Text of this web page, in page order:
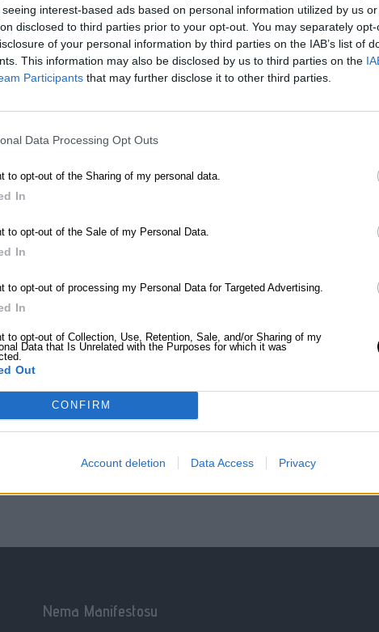
interest-based ads based on personal information utilized by us
disclosed to third parties prior to your opt-out. You may separately
of your personal information by third parties on the IAB’s list of
This information may also be disclosed by us to third parties on the
Participants that may further disclose it to other third parties.
Data Processing Opt Outs
to opt-out of the Sharing of my personal data.
In
to opt-out of the Sale of my Personal Data.
In
to opt-out of processing my Personal Data for Targeted Advertising.
In
to opt-out of Collection, Use, Retention, Sale, and/or Sharing of my
Data that Is Unrelated with the Purposes for which it was
Out
CONFIRM
Account deletion Data Access Privacy
Nema, anlam ipliklerini çözer
Bir sanat eseri diğerine götürür. Bir görsel bir kelimeyi
görselleri, kavramları, duyguları, disiplinleri ve
sabit anlamlardan uzak, keşiflere açık bir sanat
Nema düşünmeye alan açar
Bunun yerine yavaşlama ve düşünme için bir alan
teşvik eder. Gösteri tüketiminin hızla aktığı bir
bakış önerir.
Bu, sanatla yeniden bağ kurmaya bir davettir –
şimdi indir.
bağ kurar. Nema uygulaması ile her
Nema Manifestosu